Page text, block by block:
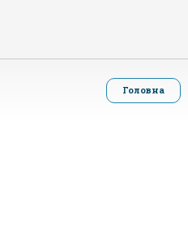
Головна